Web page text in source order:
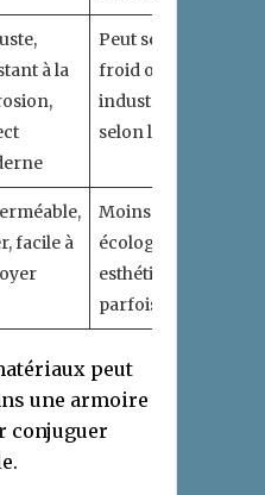
à la
Peut sembler
froid ou
industriel
selon le style
facile à
Moins
écologique,
esthétique
parfois basique
peut
une armoire
conjuguer